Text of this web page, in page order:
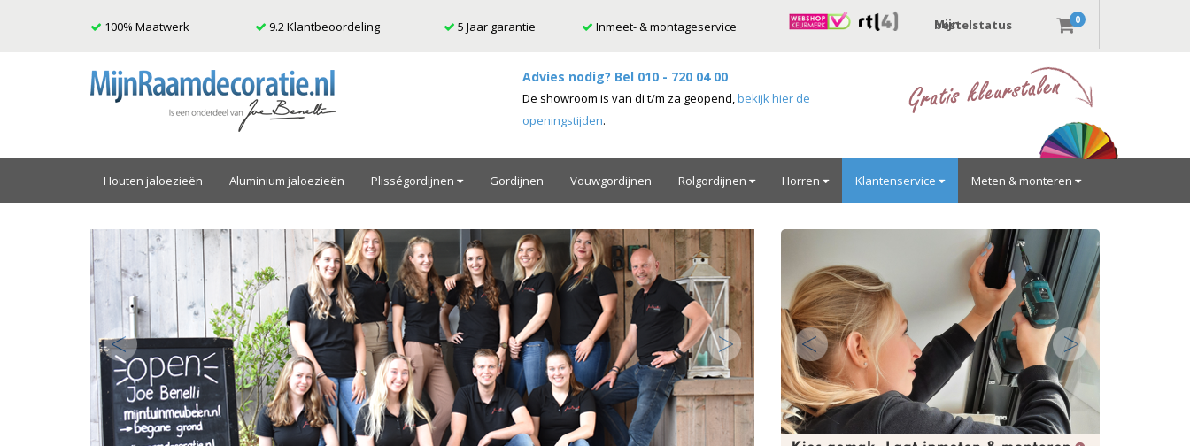
100% Maatwerk 9.2 Klantbeoordeling 5 Jaar garantie Inmeet- & montageservice Mijn bestelstatus 0
Advies nodig? Bel 010 - 720 04 00
De showroom is van di t/m za geopend,bekijk hier de
openingstijden.
Houten jaloezieën Aluminium jaloezieën Plisségordijnen Gordijnen Vouwgordijnen Rolgordijnen Horren Klantenservice Meten & monteren
Volgende